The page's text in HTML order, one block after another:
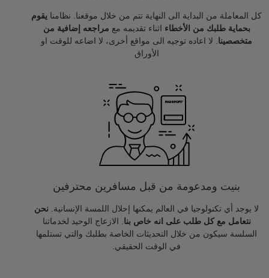
كل المعاملة من البداية الى النهاية تتم من خلال موقعنا. نظامنا يقوم
بحماية طلبك من الأخطاء اثناء تقديمه مع مراجعه إضافية من
متخصصينا . لا اعاده توجيه الى مواقع أخرى، لا اضاعه للوقت او
الأوراق
بنيت ومدعومة من قبل مسافرين محترفين
لا يوجد أي تكنولوجيا في العالم يمكنها إحلال اللمسة الإنسانية. نحن
نتعامل مع كل طلب على انه خاص بنا . الازعاج الوحيد لخدماتنا
السلسة سيكون من خلال التحديثات الخاصة بطلبك والتي تستلمها
في الوقت الحقيقي.